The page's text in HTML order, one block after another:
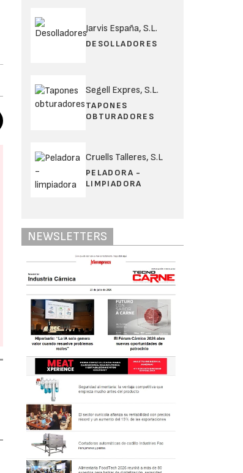
Jarvis España, S.L.
DESOLLADORES
Segell Expres, S.L.
TAPONES
OBTURADORES
Cruells Talleres, S.L
PELADORA -
LIMPIADORA
NEWSLETTERS